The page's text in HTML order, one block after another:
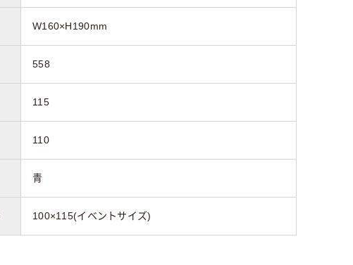
W160×H190mm
558
115
110
青
100×115(イベントサイズ)